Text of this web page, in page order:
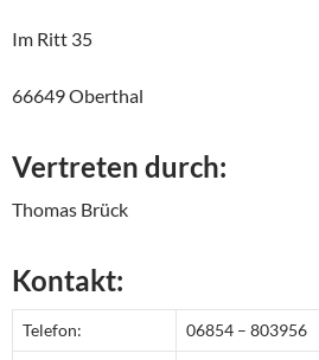
Im Ritt 35
66649 Oberthal
Vertreten durch:
Thomas Brück
Kontakt:
Telefon: 06854 – 803956